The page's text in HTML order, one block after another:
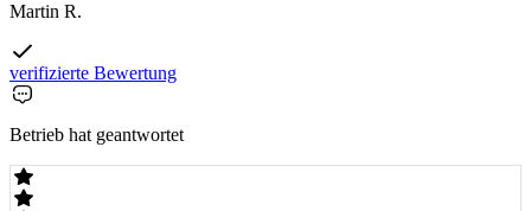
Martin R.
verifizierte Bewertung
Betrieb hat geantwortet